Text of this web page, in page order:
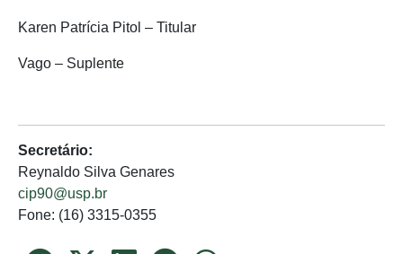
Karen Patrícia Pitol – Titular
Vago – Suplente
Secretário:
Reynaldo Silva Genares
cip90@usp.br
Fone: (16) 3315-0355